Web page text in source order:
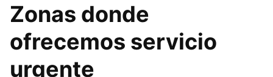
Zonas donde
ofrecemos servicio
urgente